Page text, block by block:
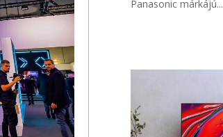
Panasonic márkájú...